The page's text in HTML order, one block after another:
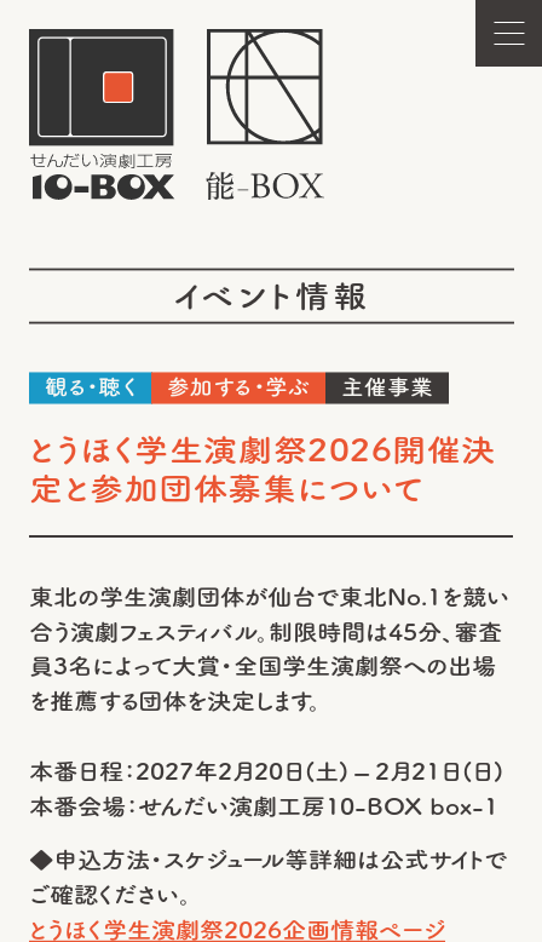
イベント情報
観る・聴く 参加する・学ぶ 主催事業
とうほく学生演劇祭2026開催決
定と参加団体募集について
東北の学生演劇団体が仙台で東北No.1を競い
合う演劇フェスティバル。制限時間は45分、審査
員3名によって大賞・全国学生演劇祭への出場
を推薦する団体を決定します。
本番日程：2027年2月20日(土) – 2月21日(日)
本番会場：せんだい演劇工房10-BOX box-1
◆申込方法・スケジュール等詳細は公式サイトで
ご確認ください。
とうほく学生演劇祭2026企画情報ページ